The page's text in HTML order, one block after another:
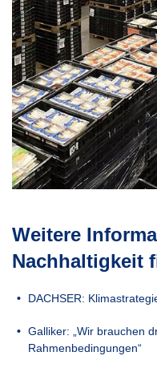
Weitere
Nachhaltigkeit
DACHSER:
Galliker: „Wir brauchen
Rahmenbedingungen“